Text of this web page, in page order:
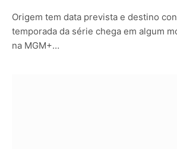
Origem tem data prevista e destino
temporada da série chega em algum
na MGM+…